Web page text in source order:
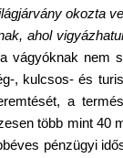
okozta
ahol
vágyóknak nem
, kulcsos- és
a
több mint 40
pénzügyi